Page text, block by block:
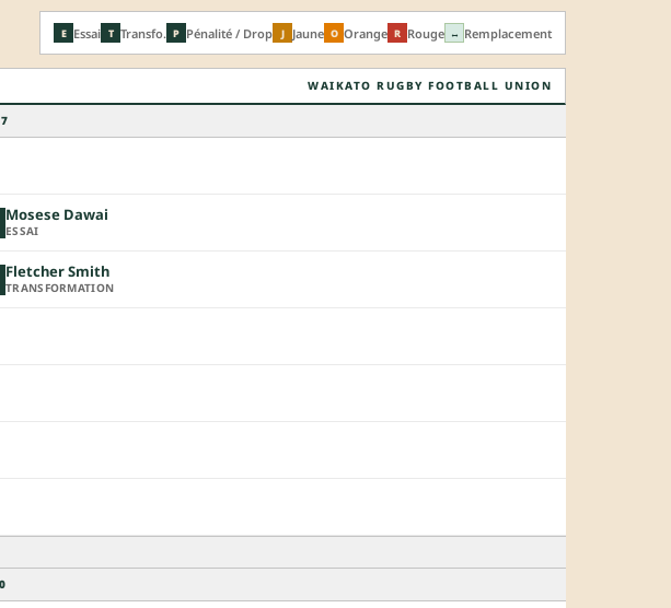
E Essai T Transfo. P Pénalité / Drop J Jaune O Orange R Rouge ↔ Remplacement
WAIKATO RUGBY FOOTBALL UNION
Mosese Dawai
ESSAI
Fletcher Smith
TRANSFORMATION